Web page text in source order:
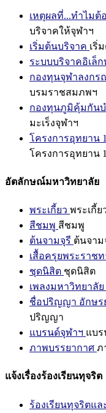
เหตุผลที่...ทำไมต้
บริจาคให้จุฬาฯ
เริ่มต้นบริจาค เริ่
ระบบบริจาคอิเล็
กองทุนจุฬาลงก
บรมราชสมภพฯ
กองทุนภูมิคุ้มกันบ
มะเร็งจุฬาฯ
โครงการอุทยาน
โครงการอุทยาน
อัตลักษณ์มหาวิทยาลัย
พระเกี้ยว พระเกี้ย
สีชมพู สีชมพู
ต้นจามจุรี ต้นจาม
เสื้อครุยพระราช
ชุดนิสิต ชุดนิสิต
เพลงมหาวิทยาลัย
ชื่อปริญญา อักษ
ปริญญา
แบรนด์จุฬาฯ แบร
ภาพบรรยากาศ ภ
แจ้งเรื่องร้องเรียนทุจริต
ร้องเรียนทุจริตแ